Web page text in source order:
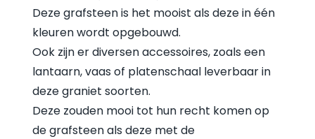
Deze grafsteen is het mooist als deze in één
kleuren wordt opgebouwd.
Ook zijn er diversen accessoires, zoals een
lantaarn, vaas of platenschaal leverbaar in
deze graniet soorten.
Deze zouden mooi tot hun recht komen op
de grafsteen als deze met de